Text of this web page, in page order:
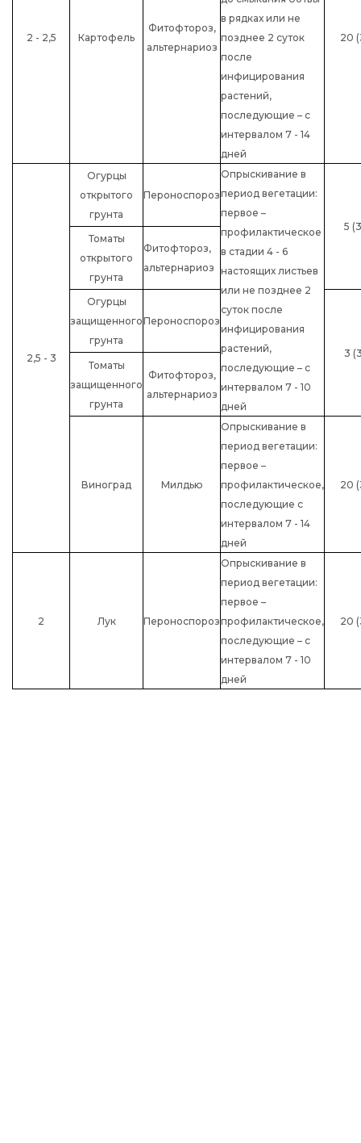
2 - 2,5 Картофель
Фитофтороз,
альтернариоз
в рядках или не
позднее 2 суток
после
инфицирования
растений,
последующие – с
интервалом 7 - 14
дней
20
2,5 - 3
Огурцы
открытого
грунта
Пероноспороз
Опрыскивание в
период вегетации:
первое –
профилактическое
в стадии 4 - 6
настоящих листьев
или не позднее 2
суток после
инфицирования
растений,
последующие – с
интервалом 7 - 10
дней
5
Томаты
открытого
грунта
Фитофтороз,
альтернариоз
Огурцы
защищенного
грунта
Пероноспороз
3
Томаты
защищенного
грунта
Фитофтороз,
альтернариоз
Виноград Милдью
Опрыскивание в
период вегетации:
первое –
профилактическое,
последующие с
интервалом 7 - 14
дней
20
2 Лук Пероноспороз
Опрыскивание в
период вегетации:
первое –
профилактическое,
последующие – с
интервалом 7 - 10
дней
20